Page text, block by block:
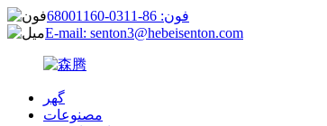
فون: 86-0311-68001160
E-mail: senton3@hebeisenton.com
گھر
مصنوعات